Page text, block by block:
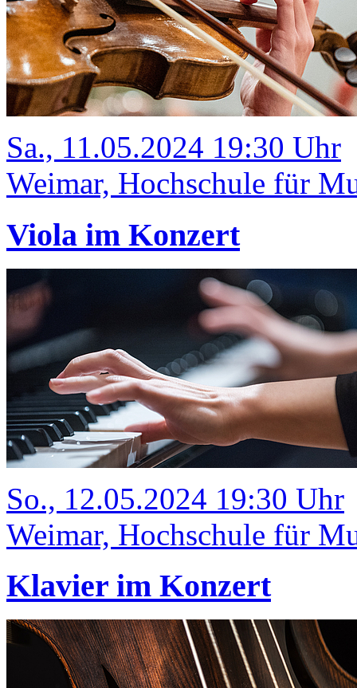
Sa., 11.05.2024 19:30 Uhr
Weimar, Hochschule für
Viola im Konzert
So., 12.05.2024 19:30 Uhr
Weimar, Hochschule für
Klavier im Konzert